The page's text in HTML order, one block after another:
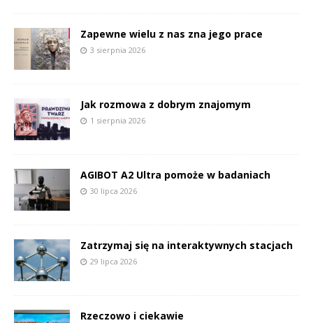
Zapewne wielu z nas zna jego prace
3 sierpnia 2026
Jak rozmowa z dobrym znajomym
1 sierpnia 2026
AGIBOT A2 Ultra pomoże w badaniach
30 lipca 2026
Zatrzymaj się na interaktywnych stacjach
29 lipca 2026
Rzeczowo i ciekawie